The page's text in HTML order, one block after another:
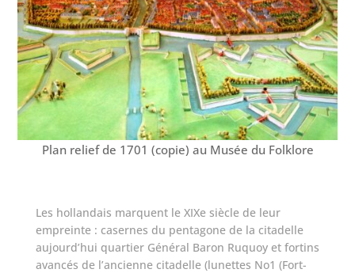
Plan relief de 1701 (copie) au Musée du Folklore
Les hollandais marquent le XIXe siècle de leur
empreinte : casernes du pentagone de la citadelle
aujourd’hui quartier Général Baron Ruquoy et fortins
avancés de l’ancienne citadelle (lunettes No1 (Fort-